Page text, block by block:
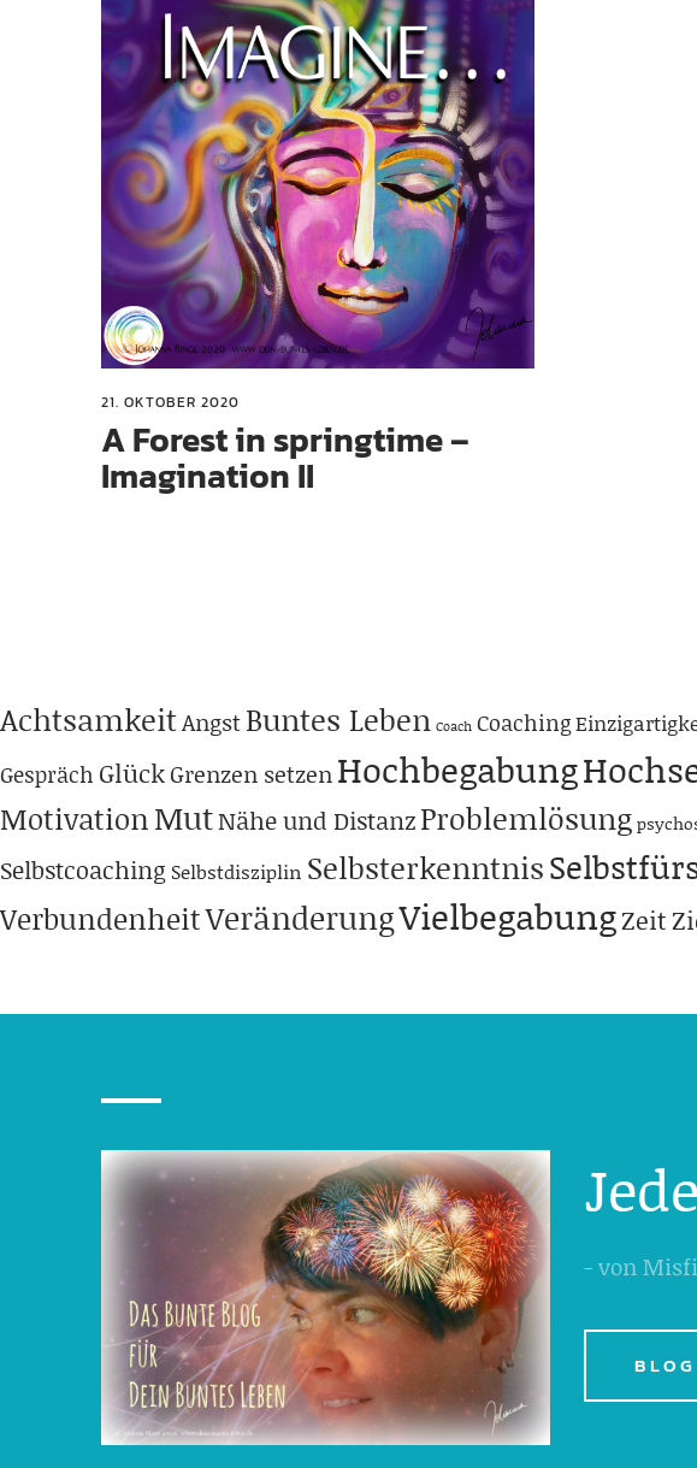
21. OKTOBER 2020
A Forest in springtime –
Imagination II
AchtsamkeitAngstBuntes Leben Coach Coaching
Gespräch GlückGrenzen setzenHochbegabung
MotivationMutNähe und DistanzProblemlösung
Selbstcoaching Selbstdisziplin Selbsterkenntnis
VerbundenheitVeränderungVielbegabungZeit
- von